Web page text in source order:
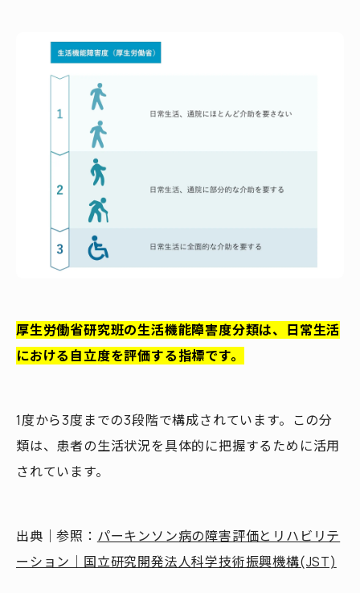
厚生労働省研究班の生活機能障害度分類は、日常生活
における自立度を評価する指標です。
1度から3度までの3段階で構成されています。この分
類は、患者の生活状況を具体的に把握するために活用
されています。
出典｜参照： パーキンソン病の障害評価とリハビリテ
ーション｜国立研究開発法人科学技術振興機構(JST)